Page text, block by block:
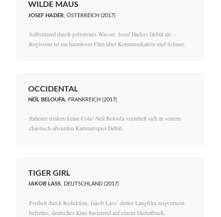
WILDE MAUS
JOSEF HADER , ÖSTERREICH (2017)
Selbstmord durch gefrorenes Wasser: Josef Haders Debüt als
Regisseur ist ein harmloser Film über Kommunikation und Schnee.
OCCIDENTAL
NEÏL BELOUFA , FRANKREICH (2017)
Italiener trinken keine Cola! Neïl Beloufa verzettelt sich in seinem
chaotisch-absurden Kammerspiel-Debüt.
TIGER GIRL
JAKOB LASS, DEUTSCHLAND (2017)
Freiheit durch Reduktion: Jakob Lass’ dritter Langfilm zeigt erneut
befreites, deutsches Kino basierend auf einem Skelettbuch.